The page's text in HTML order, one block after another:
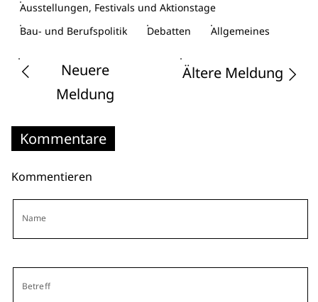
Ausstellungen, Festivals und Aktionstage
Bau- und Berufspolitik
Debatten Allgemeines
Neuere
Meldung
Ältere Meldung
Kommentare
Kommentieren
Name
Betreff